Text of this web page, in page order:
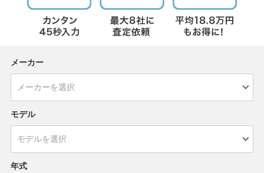
メーカー
モデル
年式